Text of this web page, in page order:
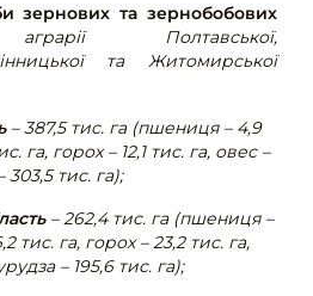
зернових та зернобобових
аграрії Полтавської,
та Житомирської
– 387,5 тис. га (пшениця – 4,9
га, горох – 12,1 тис. га, овес –
303,5 тис. га);
– 262,4 тис. га (пшениця –
тис. га, горох – 23,2 тис. га,
– 195,6 тис. га);